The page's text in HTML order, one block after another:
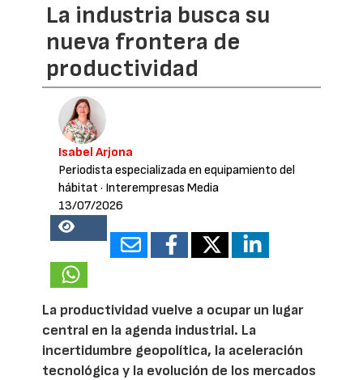
La industria busca su
nueva frontera de
productividad
Isabel Arjona
Periodista especializada en equipamiento del
hábitat · Interempresas Media
13/07/2026
26831
La productividad vuelve a ocupar un lugar
central en la agenda industrial. La
incertidumbre geopolítica, la aceleración
tecnológica y la evolución de los mercados